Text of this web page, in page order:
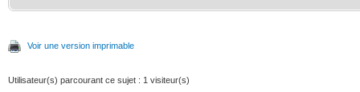
Voir une version imprimable
Utilisateur(s) parcourant ce sujet : 1 visiteur(s)